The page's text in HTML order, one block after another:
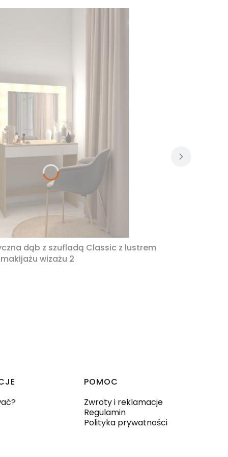
dąb z szufladą Classic z lustrem
wizażu 2
POMOC
Zwroty i reklamacje
Regulamin
Polityka prywatności